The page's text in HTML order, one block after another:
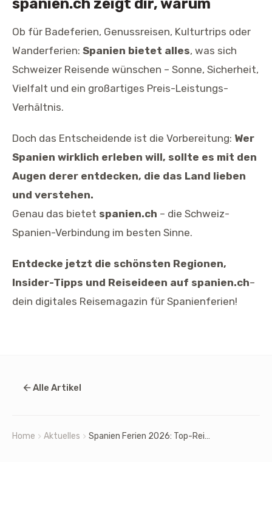
spanien.ch zeigt dir, warum
Ob für Badeferien, Genussreisen, Kulturtrips oder
Wanderferien: Spanien bietet alles, was sich
Schweizer Reisende wünschen – Sonne, Sicherheit,
Vielfalt und ein großartiges Preis-Leistungs-
Verhältnis.
Doch das Entscheidende ist die Vorbereitung: Wer
Spanien wirklich erleben will, sollte es mit den
Augen derer entdecken, die das Land lieben
und verstehen.
Genau das bietet spanien.ch – die Schweiz-
Spanien-Verbindung im besten Sinne.
Entdecke jetzt die schönsten Regionen,
Insider-Tipps und Reiseideen auf spanien.ch–
dein digitales Reisemagazin für Spanienferien!
Alle Artikel
Home Aktuelles Spanien Ferien 2026: Top-Reiseziel für Schweizer